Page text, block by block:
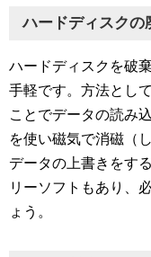
ハードディスクの
ハードディスクを破
手軽です。方法とし
ことでデータの読み
を使い磁気で消磁（
データの上書きをす
リーソフトもあり、
ょう。